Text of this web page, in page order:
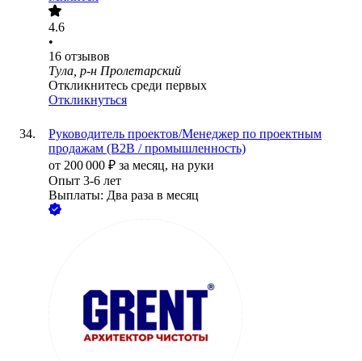
4.6
•
16 отзывов
Тула, р-н Пролетарский
Откликнитесь среди первых
Откликнуться
Руководитель проектов/Менеджер по проектным
продажам (B2B / промышленность)
от 200 000 ₽ за месяц, на руки
Опыт 3-6 лет
Выплаты: Два раза в месяц